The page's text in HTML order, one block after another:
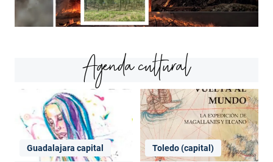
Agenda cultural
Guadalajara capital Toledo (capital)